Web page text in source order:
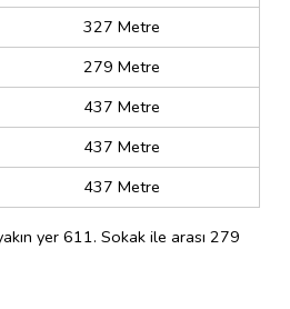
327 Metre
279 Metre
437 Metre
437 Metre
437 Metre
yer 611. Sokak ile arası 279